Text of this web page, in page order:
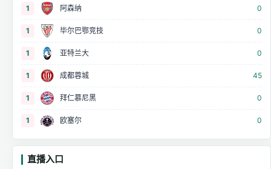
1 阿森纳 0
1 毕尔巴鄂竞技 0
1 亚特兰大 0
1 成都蓉城 45
1 拜仁慕尼黑 0
1 欧塞尔 0
直播入口